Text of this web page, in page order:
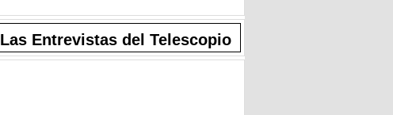
Las Entrevistas del Telescopio